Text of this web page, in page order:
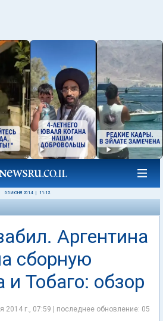
05 ИЮНЯ 2014 11:12
Аргентина
сборную
Тобаго: обзор
2014 г., 07:59 | последнее обновление: 05